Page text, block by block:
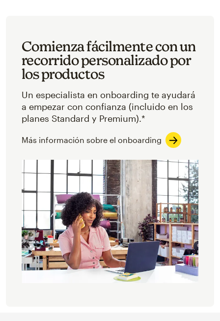
Comienza fácilmente con un
recorrido personalizado por
los productos
Un especialista en onboarding te ayudará
a empezar con confianza (incluido en los
planes Standard y Premium).*
Más información sobre el onboarding